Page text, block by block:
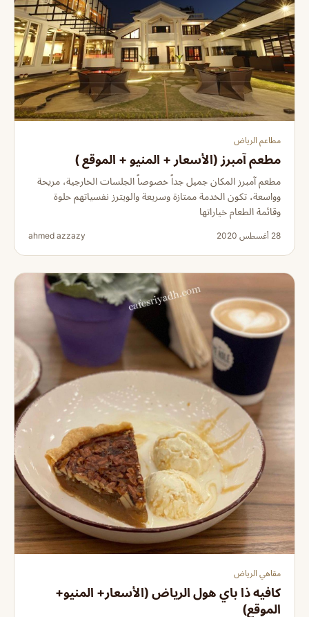
مطاعم الرياض
مطعم آمبرز (الأسعار + المنيو + الموقع )
مطعم آمبرز المكان جميل جداً خصوصاً الجلسات الخارجية، مريحة
وواسعة، تكون الخدمة ممتازة وسريعة والويترز نفسياتهم حلوة
وقائمة الطعام خياراتها
28 أغسطس 2020 ahmed azzazy
مقاهي الرياض
كافيه ذا باي هول الرياض (الأسعار+ المنيو+
الموقع)